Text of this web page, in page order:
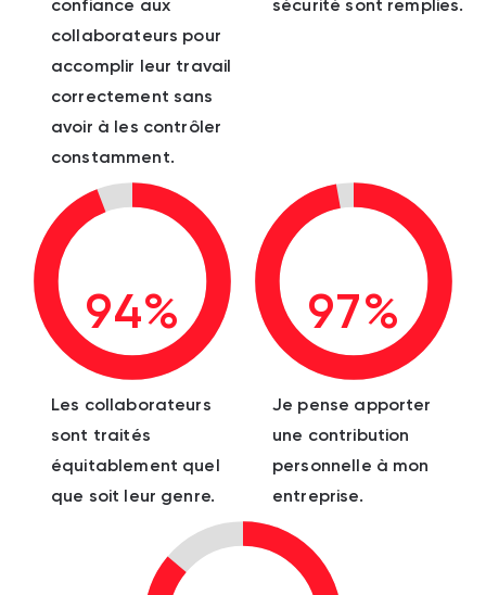
confiance aux
collaborateurs pour
accomplir leur travail
correctement sans
avoir à les contrôler
constamment.
sécurité sont remplies.
94%
Les collaborateurs
sont traités
équitablement quel
que soit leur genre.
97%
Je pense apporter
une contribution
personnelle à mon
entreprise.